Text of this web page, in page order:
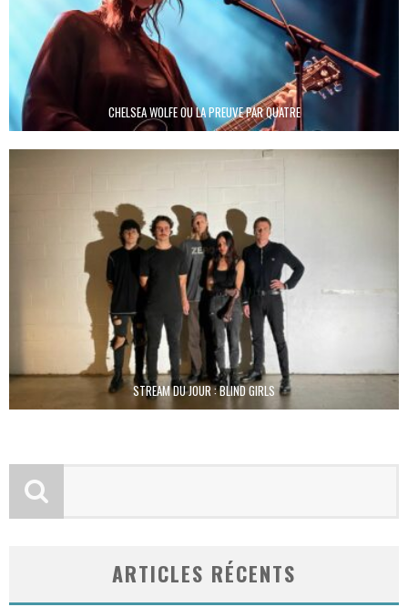
CHELSEA WOLFE OU LA PREUVE PAR QUATRE
STREAM DU JOUR : BLIND GIRLS
ARTICLES RÉCENTS